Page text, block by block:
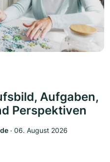
Aufgaben,
Perspektiven
‧ 06. August 2026